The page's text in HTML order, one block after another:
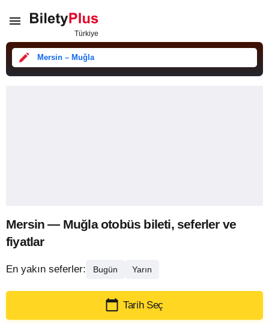
Mersin – Muğla
Mersin — Muğla otobüs bileti, seferler ve
fiyatlar
En yakın seferler: Bugün Yarın
Tarih Seç